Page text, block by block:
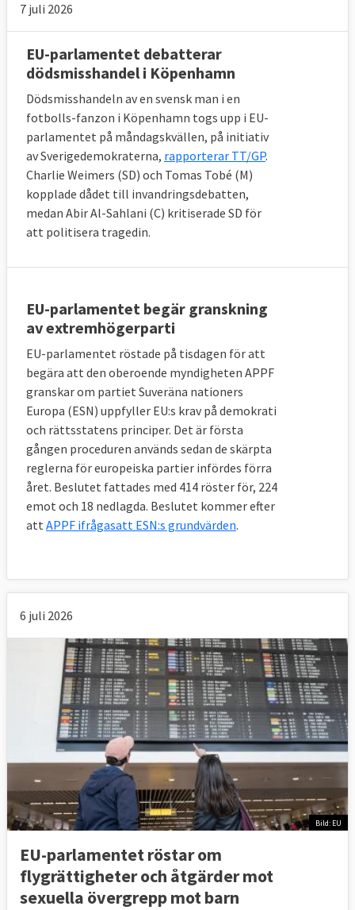
7 juli 2026
EU-parlamentet debatterar
dödsmisshandel i Köpenhamn
Dödsmisshandeln av en svensk man i en
fotbolls-fanzon i Köpenhamn togs upp i EU-
parlamentet på måndagskvällen, på initiativ
av Sverigedemokraterna, rapporterar TT/GP.
Charlie Weimers (SD) och Tomas Tobé (M)
kopplade dådet till invandringsdebatten,
medan Abir Al-Sahlani (C) kritiserade SD för
att politisera tragedin.
EU-parlamentet begär granskning
av extremhögerparti
EU-parlamentet röstade på tisdagen för att
begära att den oberoende myndigheten APPF
granskar om partiet Suveräna nationers
Europa (ESN) uppfyller EU:s krav på demokrati
och rättsstatens principer. Det är första
gången proceduren används sedan de skärpta
reglerna för europeiska partier infördes förra
året. Beslutet fattades med 414 röster för, 224
emot och 18 nedlagda. Beslutet kommer efter
att APPF ifrågasatt ESN:s grundvärden.
6 juli 2026
Bild: EU
EU-parlamentet röstar om
flygrättigheter och åtgärder mot
sexuella övergrepp mot barn